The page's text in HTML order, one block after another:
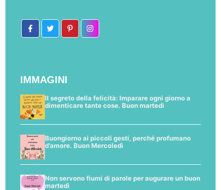
IMMAGINI
Il segreto della felicità: Imparare ogni giorno a
dimenticare tante cose. Buon martedì
Buongiorno ai piccoli gesti, perché profumano
d’amore. Buon Mercoledì
Non servono fiumi di parole per augurare un buon
martedì